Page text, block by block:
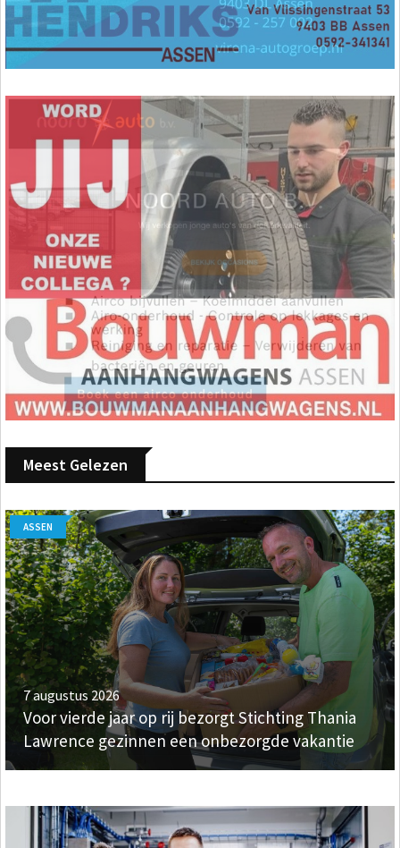
Meest Gelezen
ASSEN
7 augustus 2026
Voor vierde jaar op rij bezorgt Stichting Thania
Lawrence gezinnen een onbezorgde vakantie